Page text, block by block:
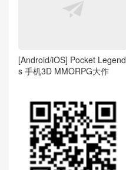
[Android/iOS] Pocket Legend
s 手机3D MMORPG大作